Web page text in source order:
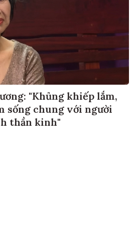
"Khủng khiếp lắm,
sống chung với người
thần kinh"